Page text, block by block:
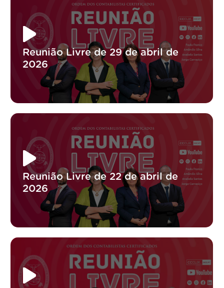
Reunião Livre de 29 de abril de
2026
Reunião Livre de 22 de abril de
2026